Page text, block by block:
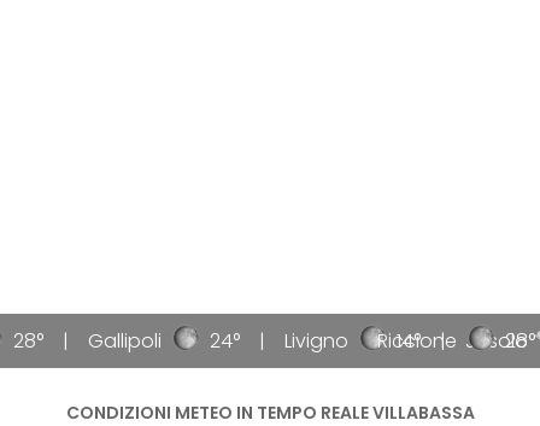
28° Gallipoli 24° Livigno 14° Jesolo
Riccione 28°
CONDIZIONI METEO IN TEMPO REALE VILLABASSA